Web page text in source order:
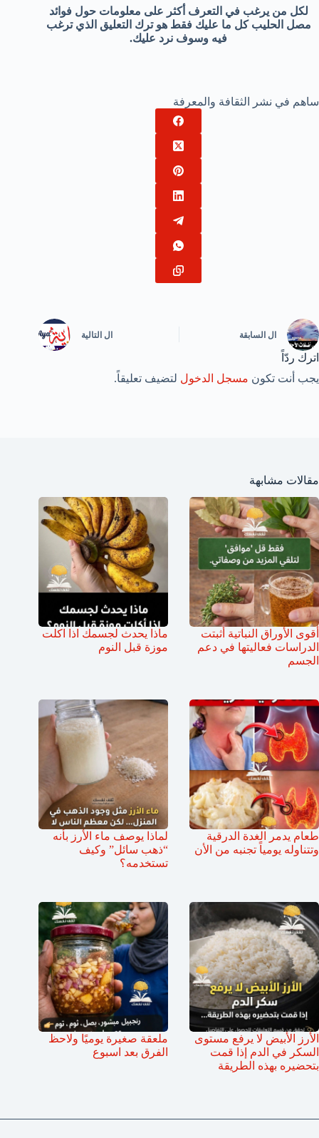
لكل من يرغب في التعرف أكثر على معلومات حول فوائد
مصل الحليب كل ما عليك فقط هو ترك التعليق الذي ترغب
فيه وسوف نرد عليك.
ساهم في نشر الثقافة والمعرفة
ال السابقة ال التالية
اترك ردّاً
يجب أنت تكون مسجل الدخول لتضيف تعليقاً.
مقالات مشابهة
أقوى الأوراق النباتية أثبتت
الدراسات فعاليتها في دعم
الجسم
ماذا يحدث لجسمك اذا اكلت
موزة قبل النوم
طعام يدمر الغدة الدرقية
وتتناوله يومياً تجنبه من الأن
لماذا يوصف ماء الأرز بأنه
“ذهب سائل” وكيف
تستخدمه؟
الأرز الأبيض لا يرفع مستوى
السكر في الدم إذا قمت
بتحضيره بهذه الطريقة
ملعقة صغيرة يوميًا ولاحظ
الفرق بعد اسبوع